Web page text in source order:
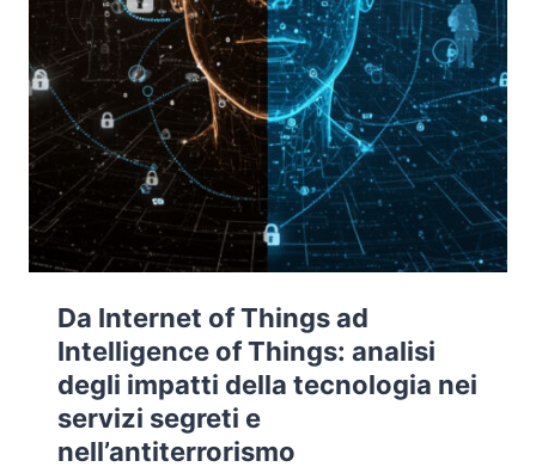
Da Internet of Things ad
Intelligence of Things: analisi
degli impatti della tecnologia nei
servizi segreti e
nell’antiterrorismo